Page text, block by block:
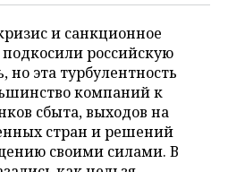
и санкционное
российскую
эта турбулентность
компаний к
сбыта, выходов на
стран и решений
своими силами. В